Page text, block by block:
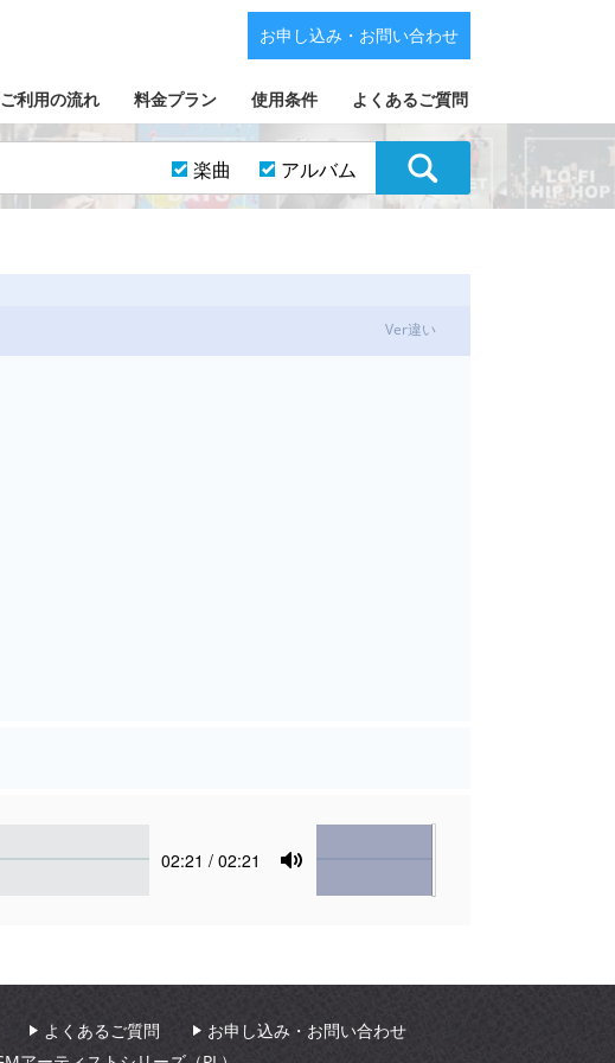
ご利用の流れ 料金プラン 使用条件 よくあるご質問
お申し込み・お問い合わせ
楽曲 アルバム
Ver違い
Current
02:21 / 02:21
Mute
Volume
よくあるご質問
お申し込み・お問い合わせ